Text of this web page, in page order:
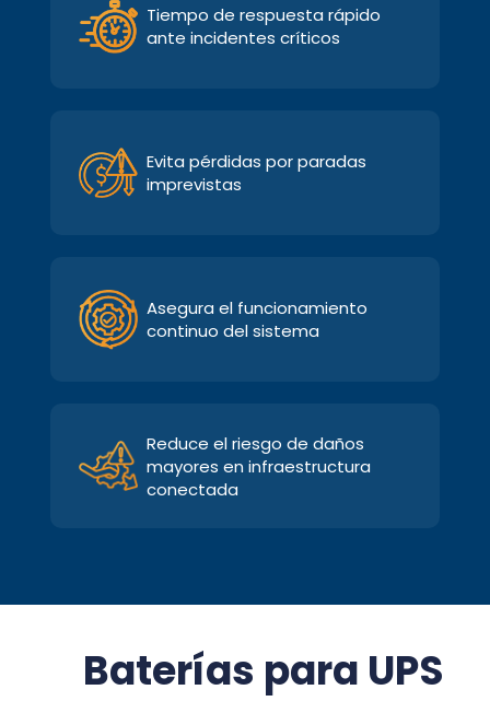
Tiempo de respuesta rápido
ante incidentes críticos
Evita pérdidas por paradas
imprevistas
Asegura el funcionamiento
continuo del sistema
Reduce el riesgo de daños
mayores en infraestructura
conectada
Baterías para UPS